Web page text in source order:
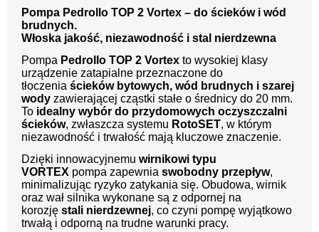
Pompa Pedrollo TOP 2 Vortex – do ścieków i wód
brudnych.
Włoska jakość, niezawodność i stal nierdzewna
Pompa Pedrollo TOP 2 Vortex to wysokiej klasy
urządzenie zatapialne przeznaczone do
tłoczenia ścieków bytowych, wód brudnych i szarej
wody zawierającej cząstki stałe o średnicy do 20 mm.
To idealny wybór do przydomowych oczyszczalni
ścieków, zwłaszcza systemu RotoSET, w którym
niezawodność i trwałość mają kluczowe znaczenie.
Dzięki innowacyjnemu wirnikowi typu
VORTEX pompa zapewnia swobodny przepływ,
minimalizując ryzyko zatykania się. Obudowa, wirnik
oraz wał silnika wykonane są z odpornej na
korozję stali nierdzewnej, co czyni pompę wyjątkowo
trwałą i odporną na trudne warunki pracy.